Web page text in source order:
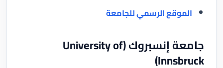
الموقع الرسمي للجامعة
جامعة إنسبروك (University of
Innsbruck)